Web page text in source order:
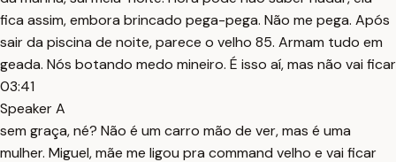
fica assim, embora brincado pega-pega. Não me pega. Após
sair da piscina de noite, parece o velho 85. Armam tudo em
geada. Nós botando medo mineiro. É isso aí, mas não vai ficar
03:41
Speaker A
sem graça, né? Não é um carro mão de ver, mas é uma
mulher. Miguel, mãe me ligou pra command velho e vai ficar